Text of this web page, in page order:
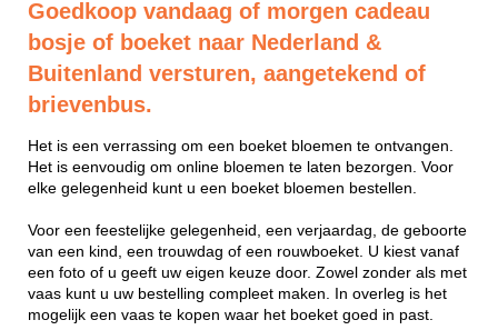
Goedkoop vandaag of morgen cadeau
bosje of boeket naar Nederland &
Buitenland versturen, aangetekend of
brievenbus.
Het is een verrassing om een boeket bloemen te ontvangen.
Het is eenvoudig om online bloemen te laten bezorgen. Voor
elke gelegenheid kunt u een boeket bloemen bestellen.
Voor een feestelijke gelegenheid, een verjaardag, de geboorte
van een kind, een trouwdag of een rouwboeket. U kiest vanaf
een foto of u geeft uw eigen keuze door. Zowel zonder als met
vaas kunt u uw bestelling compleet maken. In overleg is het
mogelijk een vaas te kopen waar het boeket goed in past.